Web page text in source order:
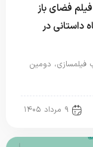
فضای باز
داستانی در
فیلمسازی، دومین
۹ مرداد ۱۴۰۵